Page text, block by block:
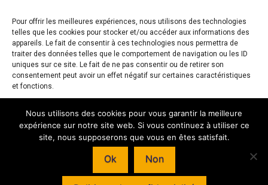
Pour offrir les meilleures expériences, nous utilisons des technologies
telles que les cookies pour stocker et/ou accéder aux informations des
appareils. Le fait de consentir à ces technologies nous permettra de
traiter des données telles que le comportement de navigation ou les ID
uniques sur ce site. Le fait de ne pas consentir ou de retirer son
consentement peut avoir un effet négatif sur certaines caractéristiques
et fonctions.
Accepter
Refuser
Voir les préférences
Actualités
Contact
Mentions Légales / Crédits
Horaires d’ouverture de nos agences : Du lundi au vendredi 08h00 -
12h00 / 14h00 - 18h00
Nous utilisons des cookies pour vous garantir la meilleure
expérience sur notre site web. Si vous continuez à utiliser ce
site, nous supposerons que vous en êtes satisfait.
Ok Non